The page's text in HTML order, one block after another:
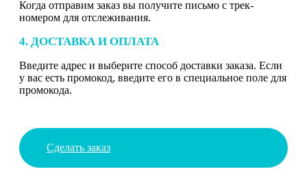
Когда отправим заказ вы получите письмо с трек-
номером для отслеживания.
4. ДОСТАВКА И ОПЛАТА
Введите адрес и выберите способ доставки заказа. Если
у вас есть промокод, введите его в специальное поле для
промокода.
Сделать заказ